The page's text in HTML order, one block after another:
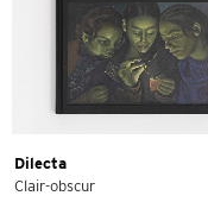
Dilecta
Clair-obscur